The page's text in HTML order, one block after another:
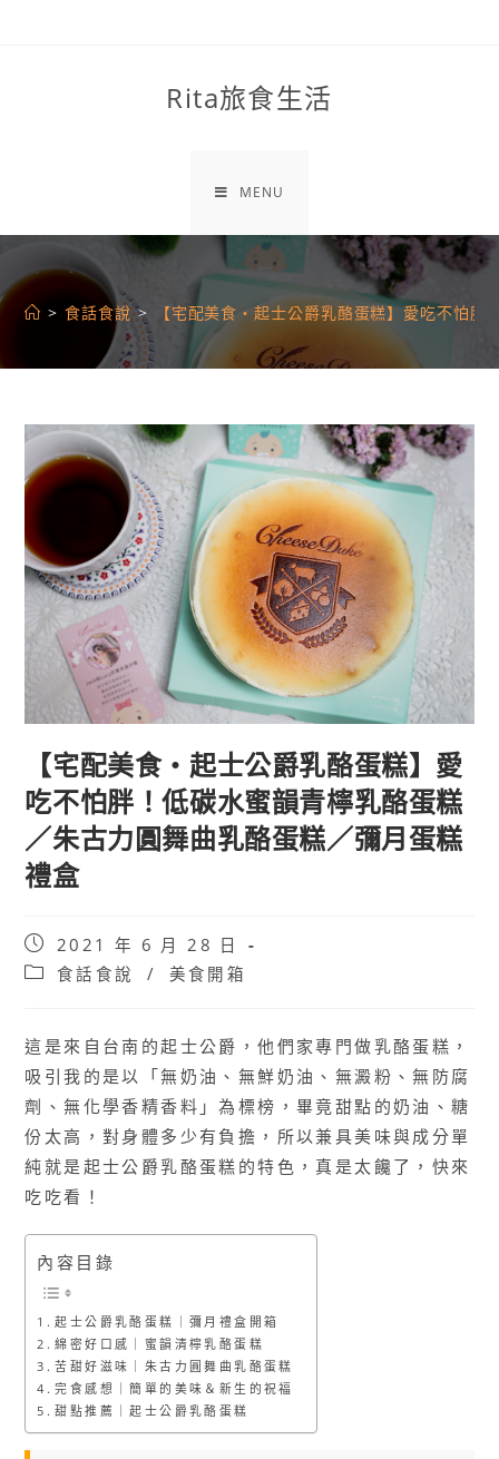
Rita旅食生活
MENU
> 食話食說 > 【宅配美食・起士公爵乳酪蛋糕】愛吃不怕
【宅配美食・起士公爵乳酪蛋糕】愛
吃不怕胖！低碳水蜜韻青檸乳酪蛋糕
／朱古力圓舞曲乳酪蛋糕／彌月蛋糕
禮盒
Post
published:
2021 年 6 月 28 日
Post食話食說 / 美食開箱
這是來自台南的起士公爵，他們家專門做乳酪蛋糕，
吸引我的是以「無奶油、無鮮奶油、無澱粉、無防腐
劑、無化學香精香料」為標榜，畢竟甜點的奶油、糖
份太高，對身體多少有負擔，所以兼具美味與成分單
純就是起士公爵乳酪蛋糕的特色，真是太饞了，快來
吃吃看！
內容目錄
起士公爵乳酪蛋糕｜彌月禮盒開箱
綿密好口感｜蜜韻清檸乳酪蛋糕
苦甜好滋味｜朱古力圓舞曲乳酪蛋糕
完食感想｜簡單的美味＆新生的祝福
甜點推薦｜起士公爵乳酪蛋糕